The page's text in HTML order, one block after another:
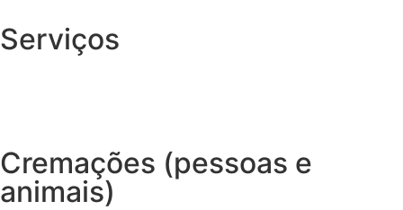
Serviços
Cremações (pessoas e
animais)